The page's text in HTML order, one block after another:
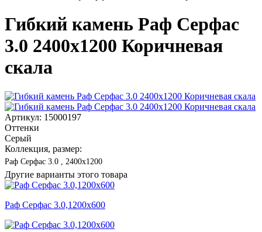
Гибкий камень Раф Серфас
3.0 2400x1200 Коричневая
скала
Артикул: 15000197
Оттенки
Серый
Коллекция, размер:
Раф Серфас 3.0 , 2400x1200
Другие варианты этого товара
Раф Серфас 3.0,1200x600